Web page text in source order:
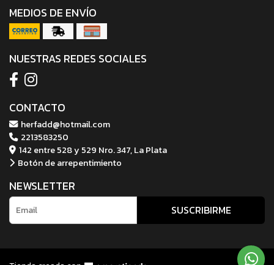
MEDIOS DE ENVÍO
NUESTRAS REDES SOCIALES
CONTACTO
herfadd@hotmail.com
2213583250
142 entre 528 y 529 Nro. 347, La Plata
Botón de arrepentimiento
NEWSLETTER
SUSCRIBIRME